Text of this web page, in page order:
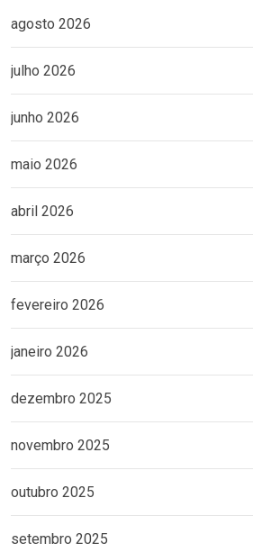
agosto 2026
julho 2026
junho 2026
maio 2026
abril 2026
março 2026
fevereiro 2026
janeiro 2026
dezembro 2025
novembro 2025
outubro 2025
setembro 2025